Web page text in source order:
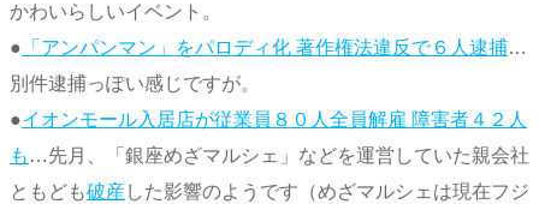
かわいらしいイベント。
● 「アンパンマン」をパロディ化 著作権法違反で６人逮捕…
別件逮捕っぽい感じですが。
●イオンモール入居店が従業員８０人全員解雇 障害者４２人
も …先月、「銀座めざマルシェ」などを運営していた親会社
ともども破産した影響のようです（めざマルシェは現在フジ